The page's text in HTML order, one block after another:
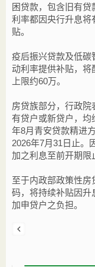
困贷款，包含旧有
利率都因央行升息将
贴。
疫后振兴贷款及低碳
动利率提供补贴，将
上限约60万。
房贷族部分，行政
有贷户或新贷户，均
年8月青安贷款精进
2026年7月31日止。
加之利息至前开期限
至于内政部政策性
码，将持续补贴因升
加申贷户之负担。